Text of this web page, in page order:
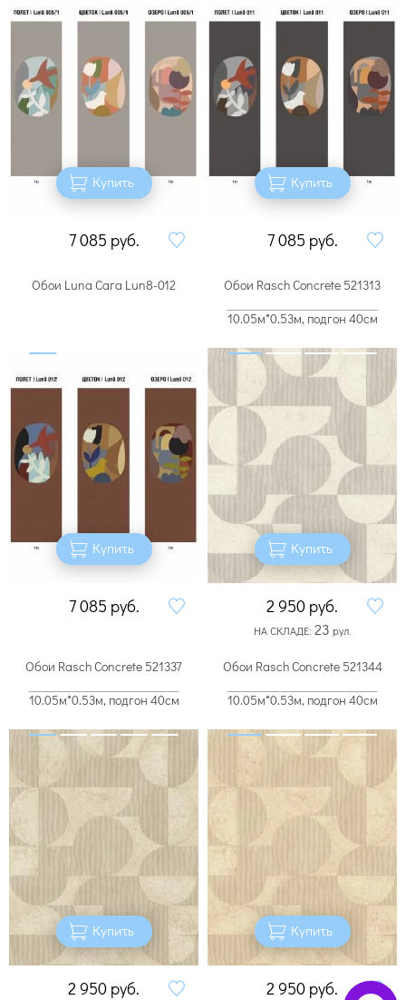
Купить
7 085 руб.
Купить
7 085 руб.
Обои Luna Сага Lun8-012
Купить
7 085 руб.
Обои Rasch Concrete 521313
10.05м*0.53м, подгон 40см
Купить
2 950 руб.
НА СКЛАДЕ: 23 рул.
Обои Rasch Concrete 521337
10.05м*0.53м, подгон 40см
Купить
2 950 руб.
Обои Rasch Concrete 521344
10.05м*0.53м, подгон 40см
Купить
2 950 руб.